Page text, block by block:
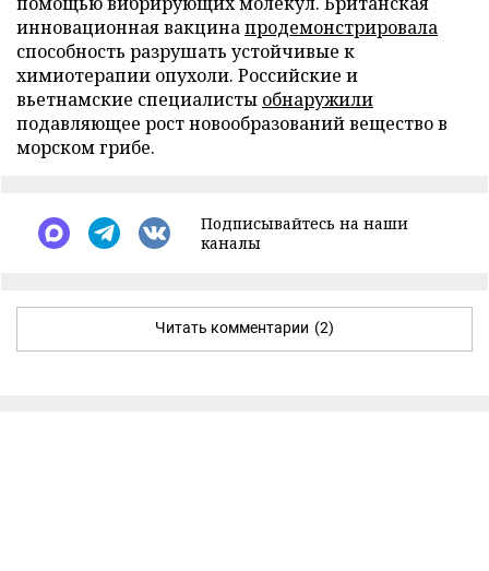
инновационная вакцинапродемонстрировала
способность разрушать устойчивые к
химиотерапии опухоли. Российские и
вьетнамские специалисты обнаружили
подавляющее рост новообразований вещество в
морском грибе.
Подписывайтесь на наши
каналы
Читать комментарии (2)